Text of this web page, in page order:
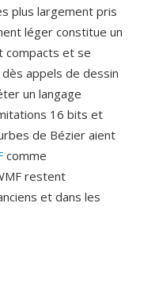
plus largement pris
léger constitue un
compacts et se
appels de dessin
un langage
16 bits et
de Bézier aient
comme
restent
et dans les